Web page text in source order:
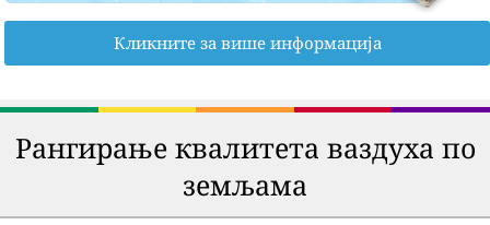
Кликните за више информација
Рангирање квалитета ваздуха по
земљама